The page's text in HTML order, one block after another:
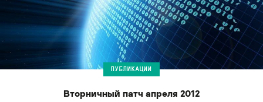
ПУБЛИКАЦИИ
Вторничный патч апреля 2012